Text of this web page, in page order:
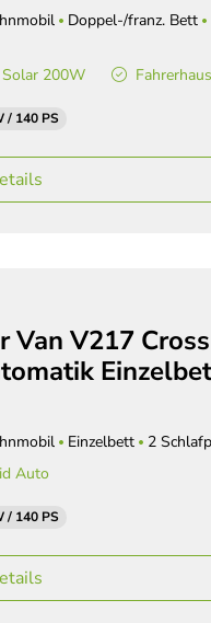
Doppel-/franz. Bett
Solar 200W
/ 140 PS
Van V217 Cross
Einzelbett 2
Auto
/ 140 PS